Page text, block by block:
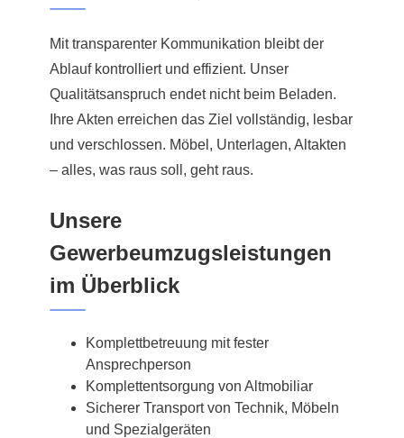
Mit transparenter Kommunikation bleibt der
Ablauf kontrolliert und effizient. Unser
Qualitätsanspruch endet nicht beim Beladen.
Ihre Akten erreichen das Ziel vollständig, lesbar
und verschlossen. Möbel, Unterlagen, Altakten
– alles, was raus soll, geht raus.
Unsere
Gewerbeumzugsleistungen
im Überblick
Komplettbetreuung mit fester
Ansprechperson
Komplettentsorgung von Altmobiliar
Sicherer Transport von Technik, Möbeln
und Spezialgeräten